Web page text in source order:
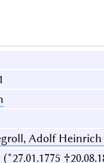
Adolf Heinrich
(*27.01.1775